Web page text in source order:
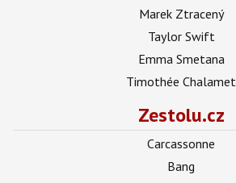
Marek Ztracený
Taylor Swift
Emma Smetana
Timothée Chalamet
Zestolu.cz
Carcassonne
Bang